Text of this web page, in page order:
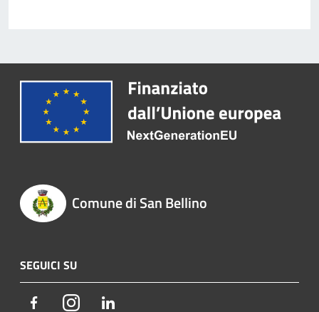
Comune di San Bellino
SEGUICI SU
FacebookInstagram